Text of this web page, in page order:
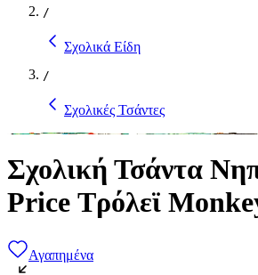
/
Σχολικά Είδη
/
Σχολικές Τσάντες
Σχολική Τσάντα
Price Τρόλεϊ
Αγαπημένα